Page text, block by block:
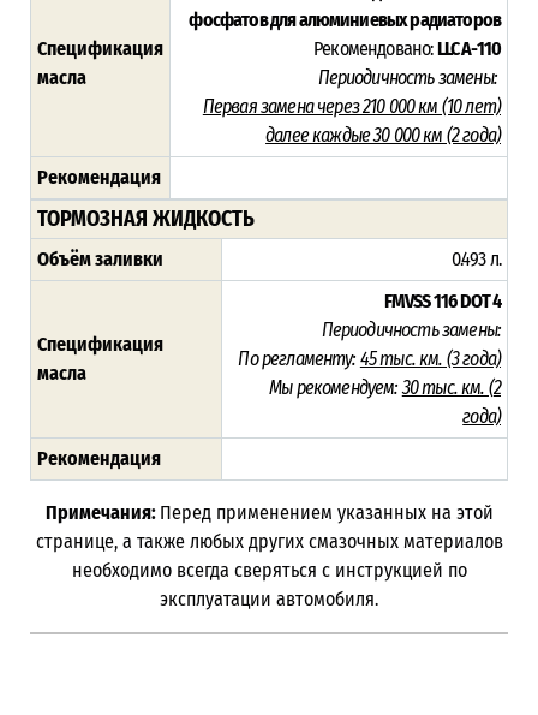
Спецификация
масла
фосфатов для алюминиевых радиаторов
Рекомендовано:LLC A-110
Периодичность замены:
Первая замена через 210 000 км (10 лет)
далее каждые 30 000 км (2 года)
Рекомендация
ТОРМОЗНАЯ ЖИДКОСТЬ
Объём заливки 0.493 л.
Спецификация
масла
FMVSS 116DOT 4
Периодичность замены:
По регламенту: 45 тыс. км. (3 года)
Мы рекомендуем:30 тыс. км. (2
года)
Рекомендация
Примечания: Перед применением указанных на этой
странице, а также любых других смазочных материалов
необходимо всегда сверяться с инструкцией по
эксплуатации автомобиля.